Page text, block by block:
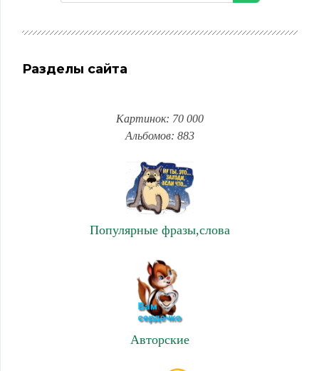
Разделы сайта
Картинок: 70 000
Альбомов: 883
Популярные фразы,слова
Авторские